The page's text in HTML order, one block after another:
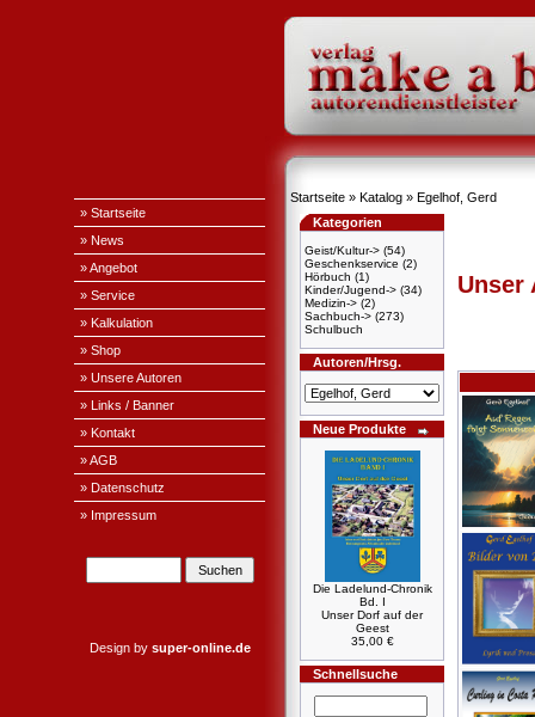
» Startseite
» News
» Angebot
» Service
» Kalkulation
» Shop
» Unsere Autoren
» Links / Banner
» Kontakt
» AGB
» Datenschutz
» Impressum
Design by super-online.de
Startseite » Katalog » Egelhof, Gerd
Kategorien
Geist/Kultur-> (54)
Geschenkservice (2)
Hörbuch (1)
Kinder/Jugend-> (34)
Medizin-> (2)
Sachbuch-> (273)
Schulbuch
Autoren/Hrsg.
Neue Produkte
Die Ladelund-Chronik
Bd. I
Unser Dorf auf der
Geest
35,00 €
Schnellsuche
Unser